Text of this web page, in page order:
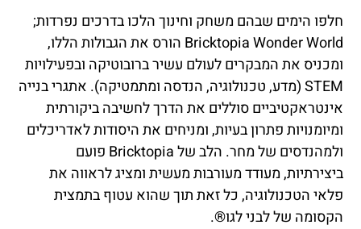
חלפו הימים שבהם משחק וחינוך הלכו בדרכים נפרדות;
Bricktopia Wonder World הורס את הגבולות הללו,
ומכניס את המבקרים לעולם עשיר ברובוטיקה ובפעילויות
STEM (מדע, טכנולוגיה, הנדסה ומתמטיקה). אתגרי בנייה
אינטראקטיביים סוללים את הדרך לחשיבה ביקורתית
ומיומנויות פתרון בעיות, ומניחים את היסודות לאדריכלים
ולמהנדסים של מחר. הלב של Bricktopia פועם
ביצירתיות, מעודד מעורבות מעשית ומציג לראווה את
פלאי הטכנולוגיה, כל זאת תוך שהוא עטוף בתמצית
הקסומה של לבני לגו®.